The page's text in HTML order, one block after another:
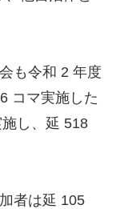
も令和 2 年度
コマ実施した
し、延 518
者は延 105